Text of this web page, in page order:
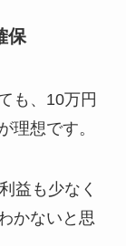
保
も、10万円
理想です。
益も少なく
かないと思